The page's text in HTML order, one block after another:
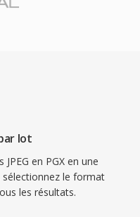
lot
en PGX en une
le format
les résultats.